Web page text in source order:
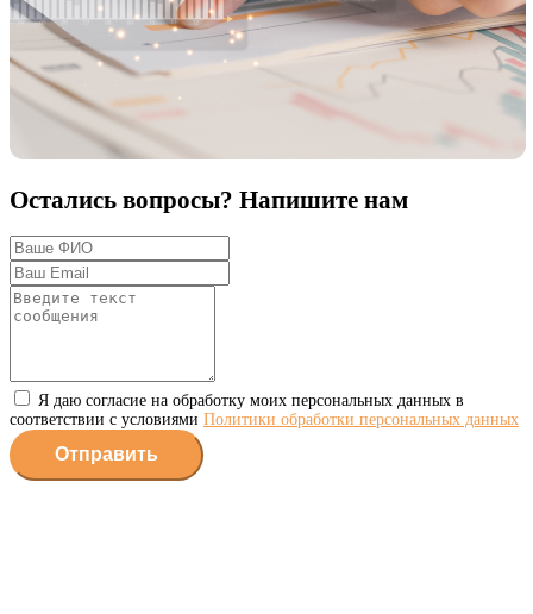
Остались вопросы? Напишите нам
Я даю согласие на обработку моих персональных данных в
соответствии с условиями Политики обработки персональных данных
Отправить